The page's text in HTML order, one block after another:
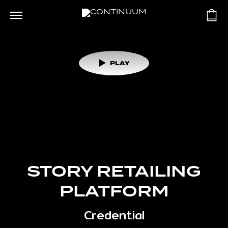
PLAY
STORY RETAILING
PLATFORM
Credential